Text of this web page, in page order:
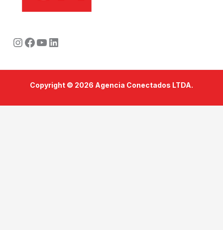
Instagram
Facebook
Youtube
LinkedIn
Copyright © 2026 Agencia Conectados LTDA.